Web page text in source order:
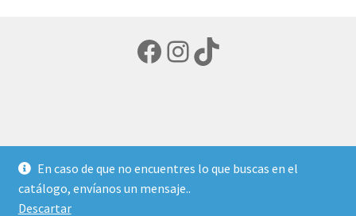
Facebook
Instagram
TikTok
Política de privacidad
Creado con Storefront y
WooCommerce.
En caso de que no encuentres lo que buscas en el
catálogo, envíanos un mensaje..
Descartar